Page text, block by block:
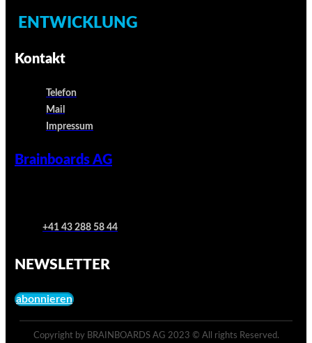
ENTWICKLUNG
Kontakt
Telefon
Mail
Impressum
Brainboards AG
+41 43 288 58 44
NEWSLETTER
abonnieren
Copyright by BRAINBOARDS AG 2023 © All rights Reserved.